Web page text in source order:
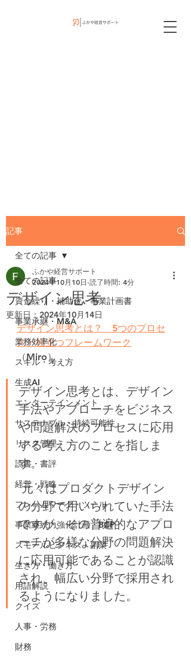
記事
全ての記事
資金繰り・補助金・事業計画書
事業承継・M&A
業務効率化
スキル・考え方
生成AI
エンターテインメント
サステナブル・持続可能性
リスク管理
読書・書評
経営・戦略
フレームワーク・ツール
事業継続力強化計画・BCP
スモールビジネス・副業
生き方・働き方
用語解説
クイズ
人事・労務
財務
全ての記事
デザイン思考
ふかや経営サポート
2024年10月10日 読了時間: 4分
更新日：2024年10月14日
デザイン思考とは？　5つのプロセ
スと役立つフレームワーク
（Miro）
デザイン思考とは、デザイン
手法やアプローチをビジネス
や問題解決のプロセスに応用
する考え方のことを指しま
す。
元々はプロダクトデザイン
の分野で用いられていた手法
ですが、その普遍的なアプロ
ーチが多様な分野の問題解決
に応用可能であることが認識
され、幅広い分野で採用され
るようになりました。